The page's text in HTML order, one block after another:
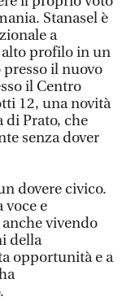
Stanasel è
a
profilo in un
presso il nuovo
il Centro
12, una novità
Prato, che
senza dover
dovere civico.
voce e
vivendo
della
opportunità e a